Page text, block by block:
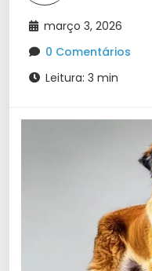
março 3, 2026
0 Comentários
Leitura: 3 min